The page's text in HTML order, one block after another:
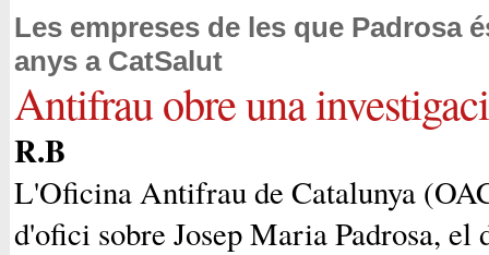
Les empreses de les que Padrosa
anys a CatSalut
Antifrau obre una
R.B
L'Oficina Antifrau de Catalunya
d'ofici sobre Josep Maria Padrosa,